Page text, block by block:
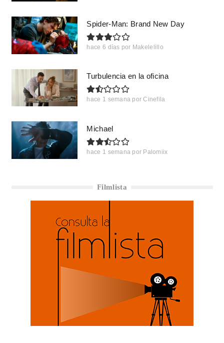
Spider-Man: Brand New Day
hace 6 días por Makelelillo
Turbulencia en la oficina
hace 1 semana por Cinefila
Michael
hace 1 semana por Palomiix
Filmlista